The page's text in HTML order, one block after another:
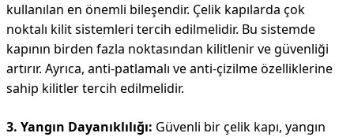
kullanılan en önemli bileşendir. Çelik kapılarda çok
noktalı kilit sistemleri tercih edilmelidir. Bu sistemde
kapının birden fazla noktasından kilitlenir ve güvenliği
artırır. Ayrıca, anti-patlamalı ve anti-çizilme özelliklerine
sahip kilitler tercih edilmelidir.
3. Yangın Dayanıklılığı: Güvenli bir çelik kapı, yangın